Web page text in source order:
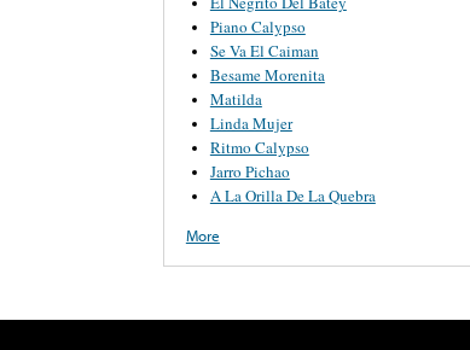
Piano Calypso
Se Va El Caiman
Besame Morenita
Matilda
Linda Mujer
Ritmo Calypso
Jarro Pichao
A La Orilla De La Quebra
More